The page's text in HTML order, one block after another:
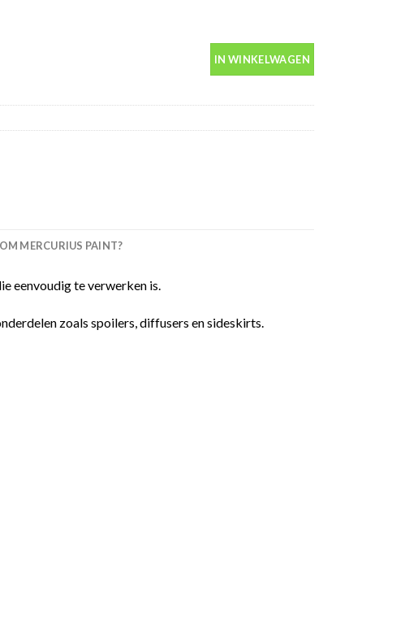
IN WINKELWAGEN
MERCURIUS PAINT?
eenvoudig te verwerken is.
zoals spoilers, diffusers en sideskirts.